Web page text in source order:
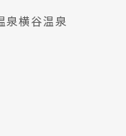
泉横谷温泉